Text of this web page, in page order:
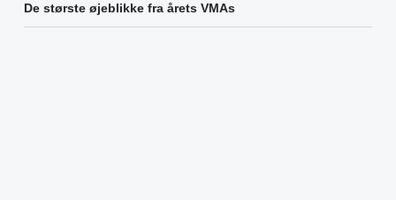
De største øjeblikke fra årets VMAs